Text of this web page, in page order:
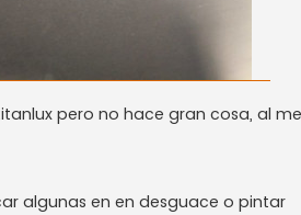
pero no hace gran cosa, al
algunas en en desguace o pintar